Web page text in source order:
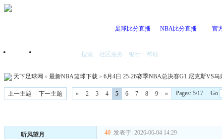
足球比分直播 NBA比分直播 官
首页 搜索 社区服务 银行 帮助
天下足球网 » 最新NBA篮球下载 » 6月4日 25-26赛季NBA总决赛G1 尼克斯VS
上一主题 下一主题 « 2 3 4 5 6 7 8 9 » Pages: 5/17 Go
听风望月
40 发表于: 2026-06-04 14:29